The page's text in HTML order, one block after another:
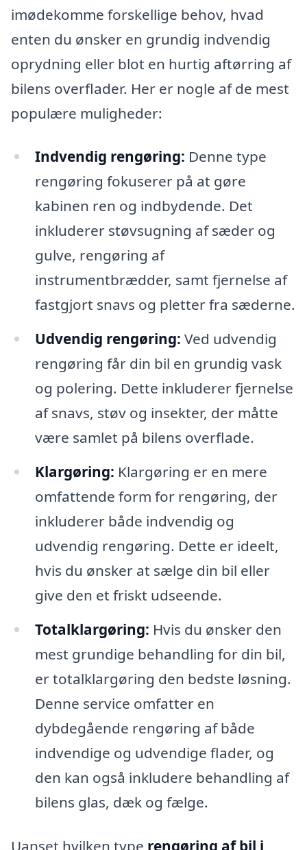
imødekomme forskellige behov, hvad
enten du ønsker en grundig indvendig
oprydning eller blot en hurtig aftørring af
bilens overflader. Her er nogle af de mest
populære muligheder:
Indvendig rengøring: Denne type
rengøring fokuserer på at gøre
kabinen ren og indbydende. Det
inkluderer støvsugning af sæder og
gulve, rengøring af
instrumentbrædder, samt fjernelse af
fastgjort snavs og pletter fra sæderne.
Udvendig rengøring: Ved udvendig
rengøring får din bil en grundig vask
og polering. Dette inkluderer fjernelse
af snavs, støv og insekter, der måtte
være samlet på bilens overflade.
Klargøring: Klargøring er en mere
omfattende form for rengøring, der
inkluderer både indvendig og
udvendig rengøring. Dette er ideelt,
hvis du ønsker at sælge din bil eller
give den et friskt udseende.
Totalklargøring: Hvis du ønsker den
mest grundige behandling for din bil,
er totalklargøring den bedste løsning.
Denne service omfatter en
dybdegående rengøring af både
indvendige og udvendige flader, og
den kan også inkludere behandling af
bilens glas, dæk og fælge.
Uanset hvilken type rengøring af bil i